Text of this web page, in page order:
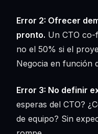
Error 2: Ofrecer
pronto. Un CTO
no el 50% si el
Negocia en función
Error 3: No definir
esperas del CTO?
de equipo? Sin